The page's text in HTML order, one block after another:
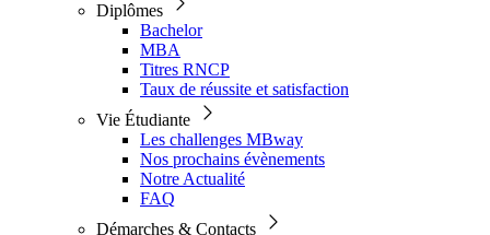
Diplômes
Bachelor
MBA
Titres RNCP
Taux de réussite et satisfaction
Vie Étudiante
Les challenges MBway
Nos prochains évènements
Notre Actualité
FAQ
Démarches & Contacts